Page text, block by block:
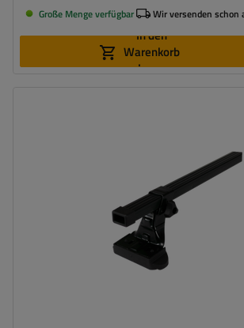
Große Menge verfügbar
Wir versenden schon
In den
Warenkorb
legen